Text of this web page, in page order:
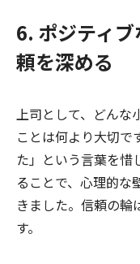
6. ポジティ
頼を深める
上司として、どんな
ことは何より大切で
た」という言葉を惜
ることで、心理的な
きました。信頼の輪
す。